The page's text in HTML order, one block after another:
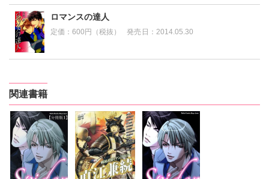
ロマンスの達人
定価：600円（税抜） 発売日： 2014.05.30
関連書籍